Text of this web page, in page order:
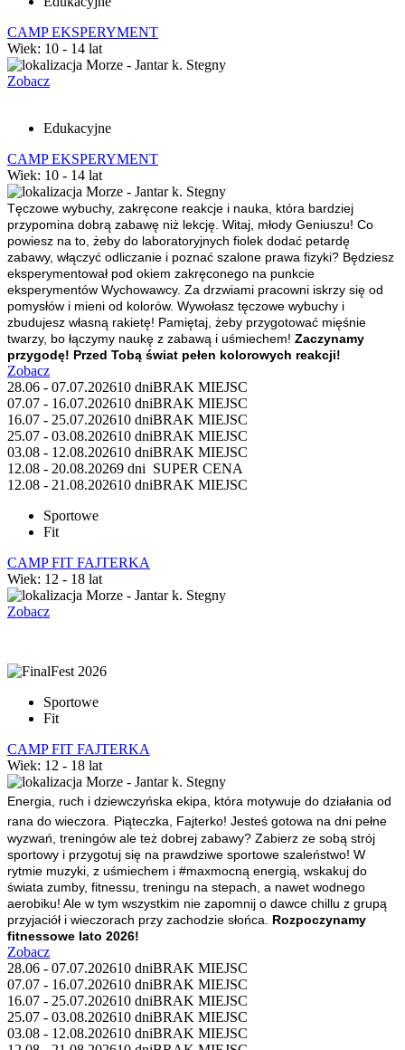
CAMP EKSPERYMENT
Wiek: 10 - 14 lat
Morze - Jantar k. Stegny
Zobacz
Edukacyjne
CAMP EKSPERYMENT
Wiek: 10 - 14 lat
Morze - Jantar k. Stegny
Tęczowe wybuchy, zakręcone reakcje i nauka, która bardziej
przypomina dobrą zabawę niż lekcję. Witaj, młody Geniuszu! Co
powiesz na to, żeby do laboratoryjnych fiolek dodać petardę
zabawy, włączyć odliczanie i poznać szalone prawa fizyki? Będziesz
eksperymentował pod okiem zakręconego na punkcie
eksperymentów Wychowawcy. Za drzwiami pracowni iskrzy się od
pomysłów i mieni od kolorów. Wywołasz tęczowe wybuchy i
zbudujesz własną rakietę! Pamiętaj, żeby przygotować mięśnie
twarzy, bo łączymy naukę z zabawą i uśmiechem! Zaczynamy
przygodę! Przed Tobą świat pełen kolorowych reakcji!
Zobacz
28.06 - 07.07.202610 dniBRAK MIEJSC
07.07 - 16.07.202610 dniBRAK MIEJSC
16.07 - 25.07.202610 dniBRAK MIEJSC
25.07 - 03.08.202610 dniBRAK MIEJSC
03.08 - 12.08.202610 dniBRAK MIEJSC
12.08 - 20.08.20269 dni SUPER CENA
12.08 - 21.08.202610 dniBRAK MIEJSC
Sportowe
Fit
CAMP FIT FAJTERKA
Wiek: 12 - 18 lat
Morze - Jantar k. Stegny
Zobacz
Sportowe
Fit
CAMP FIT FAJTERKA
Wiek: 12 - 18 lat
Morze - Jantar k. Stegny
Energia, ruch i dziewczyńska ekipa, która motywuje do działania od
rana do wieczora.
Piąteczka, Fajterko! Jesteś gotowa na dni pełne
wyzwań, treningów ale też dobrej zabawy? Zabierz ze sobą strój
sportowy i przygotuj się na prawdziwe sportowe szaleństwo! W
rytmie muzyki, z uśmiechem i #maxmocną energią, wskakuj do
świata zumby, fitnessu, treningu na stepach, a nawet wodnego
aerobiku! Ale w tym wszystkim nie zapomnij o dawce chillu z grupą
przyjaciół i wieczorach przy zachodzie słońca. Rozpoczynamy
fitnessowe lato 2026!
Zobacz
28.06 - 07.07.202610 dniBRAK MIEJSC
07.07 - 16.07.202610 dniBRAK MIEJSC
16.07 - 25.07.202610 dniBRAK MIEJSC
25.07 - 03.08.202610 dniBRAK MIEJSC
03.08 - 12.08.202610 dniBRAK MIEJSC